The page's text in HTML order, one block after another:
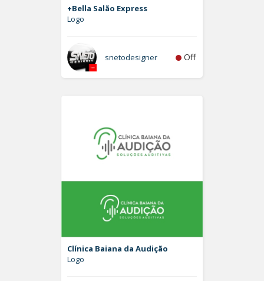
+Bella Salão Express
Logo
snetodesigner Off
Clínica Baiana da Audição
Logo